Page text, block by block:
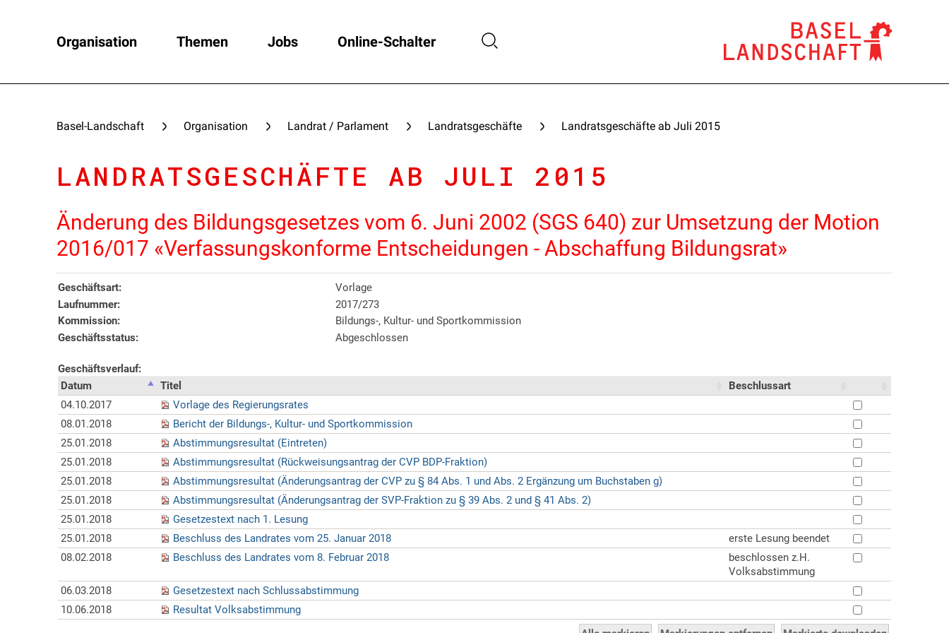
Organisation Themen Jobs Online-Schalter
Basel-Landschaft Organisation Landrat / Parlament Landratsgeschäfte Landratsgeschäfte ab Juli 2015
LANDRATSGESCHÄFTE AB JULI 2015